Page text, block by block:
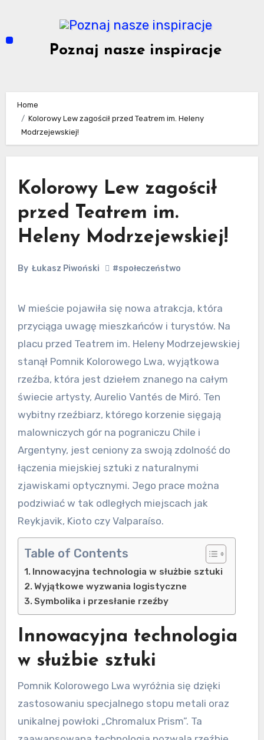
content
Poznaj nasze inspiracje
Home
Kolorowy Lew zagościł przed Teatrem im. Heleny
Modrzejewskiej!
Kolorowy Lew zagościł
przed Teatrem im.
Heleny Modrzejewskiej!
By Łukasz Piwoński #społeczeństwo
W mieście pojawiła się nowa atrakcja, która
przyciąga uwagę mieszkańców i turystów. Na
placu przed Teatrem im. Heleny Modrzejewskiej
stanął Pomnik Kolorowego Lwa, wyjątkowa
rzeźba, która jest dziełem znanego na całym
świecie artysty, Aurelio Vantés de Miró. Ten
wybitny rzeźbiarz, którego korzenie sięgają
malowniczych gór na pograniczu Chile i
Argentyny, jest ceniony za swoją zdolność do
łączenia miejskiej sztuki z naturalnymi
zjawiskami optycznymi. Jego prace można
podziwiać w tak odległych miejscach jak
Reykjavik, Kioto czy Valparaíso.
Table of Contents
Innowacyjna technologia w służbie sztuki
Wyjątkowe wyzwania logistyczne
Symbolika i przesłanie rzeźby
Innowacyjna technologia
w służbie sztuki
Pomnik Kolorowego Lwa wyróżnia się dzięki
zastosowaniu specjalnego stopu metali oraz
unikalnej powłoki „Chromalux Prism”. Ta